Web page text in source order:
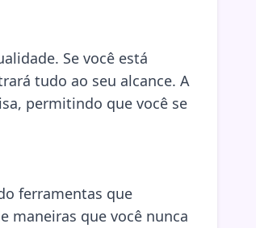
Se você está
tudo ao seu alcance. A
permitindo que você se
ferramentas que
maneiras que você nunca